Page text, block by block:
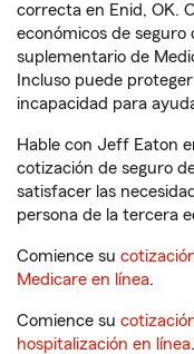
correcta en Enid, OK.
económicos de seguro
suplementario de
Incluso puede
incapacidad para
Hable con Jeff Eaton
cotización de seguro
satisfacer las
persona de la tercera
Comience su
Medicare en línea.
Comience su
hospitalización en línea.